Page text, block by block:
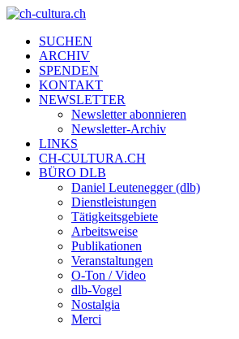
SUCHEN
ARCHIV
SPENDEN
KONTAKT
NEWSLETTER
Newsletter abonnieren
Newsletter-Archiv
LINKS
CH-CULTURA.CH
BÜRO DLB
Daniel Leutenegger (dlb)
Dienstleistungen
Tätigkeitsgebiete
Arbeitsweise
Publikationen
Veranstaltungen
O-Ton / Video
dlb-Vogel
Nostalgia
Merci